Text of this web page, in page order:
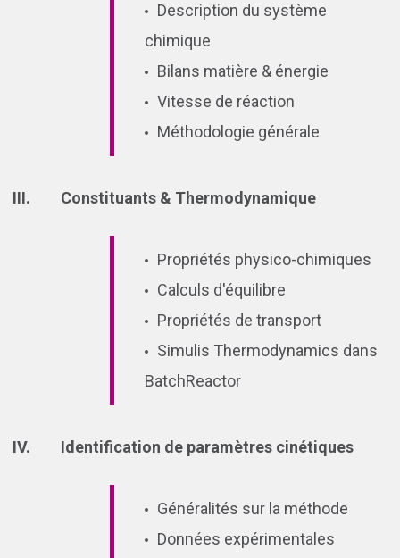
Description du système
chimique
Bilans matière & énergie
Vitesse de réaction
Méthodologie générale
Constituants & Thermodynamique
Propriétés physico-chimiques
Calculs d'équilibre
Propriétés de transport
Simulis Thermodynamics dans
BatchReactor
Identification de paramètres cinétiques
Généralités sur la méthode
Données expérimentales